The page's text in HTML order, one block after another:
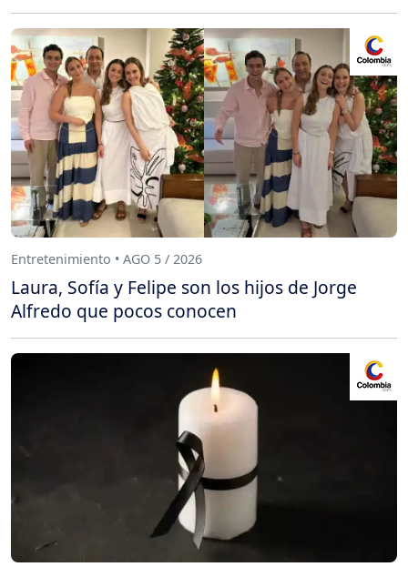
Entretenimiento • AGO 5 / 2026
Laura, Sofía y Felipe son los hijos de Jorge
Alfredo que pocos conocen